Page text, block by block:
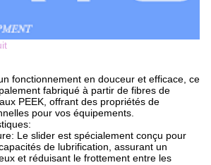
fonctionnement en douceur et efficace, ce
fabriqué à partir de fibres de
PEEK, offrant des propriétés de
pour vos équipements.
Le slider est spécialement conçu pour
de lubrification, assurant un
et réduisant le frottement entre les